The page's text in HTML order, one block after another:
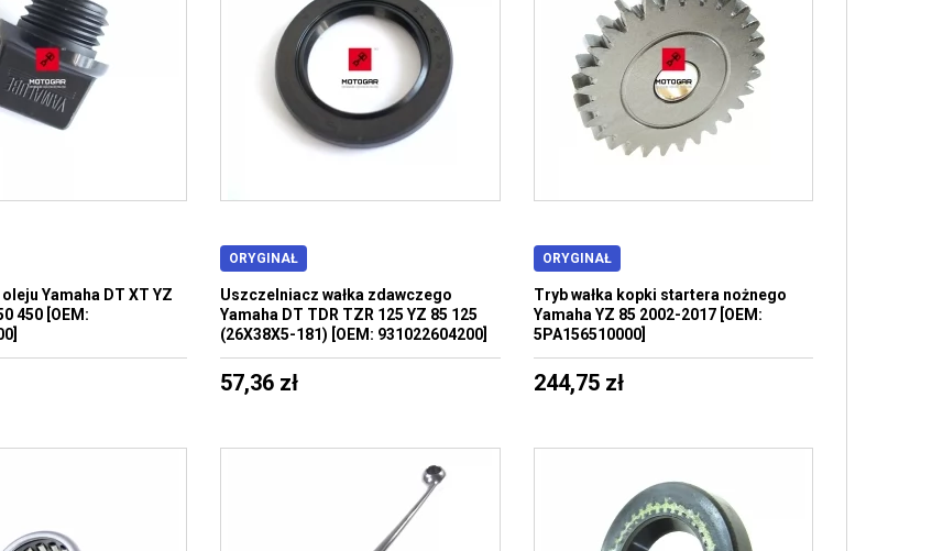
Yamaha DT XT YZ
450 [OEM:
ORYGINAŁ
Uszczelniacz wałka zdawczego
Yamaha DT TDR TZR 125 YZ 85 125
(26X38X5-181) [OEM: 931022604200]
57,36 zł
ORYGINAŁ
Tryb wałka kopki startera nożnego
Yamaha YZ 85 2002-2017 [OEM:
5PA156510000]
244,75 zł